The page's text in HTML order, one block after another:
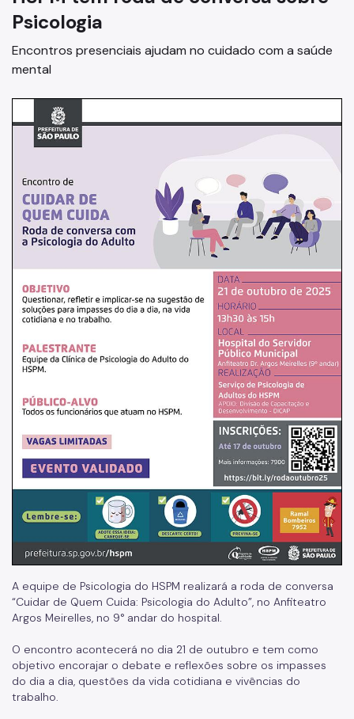
Internação e Alta
Visitas
Comitê de Ética em Pesquisa
Enfermagem
Atendimento Urgência
Pronto-Socorro Adulto
Pronto-Socorro Infantil
SAME
Resultado de Exames
Exames
Amb. Descentralizados
Hospedaria
Assistência Domiciliária
Canais de Comunicação
Programa Humanização
Brinquedoteca Betinho
Voluntariado
Sala de Meditação
Educação em Saúde
Psicologia
Encontros presenciais ajudam no cuidado com a saúde
mental
A equipe de Psicologia do HSPM realizará a roda de conversa
“Cuidar de Quem Cuida: Psicologia do Adulto”, no Anfiteatro
Argos Meirelles, no 9° andar do hospital.
O encontro acontecerá no dia 21 de outubro e tem como
objetivo encorajar o debate e reflexões sobre os impasses
do dia a dia, questões da vida cotidiana e vivências do
trabalho.